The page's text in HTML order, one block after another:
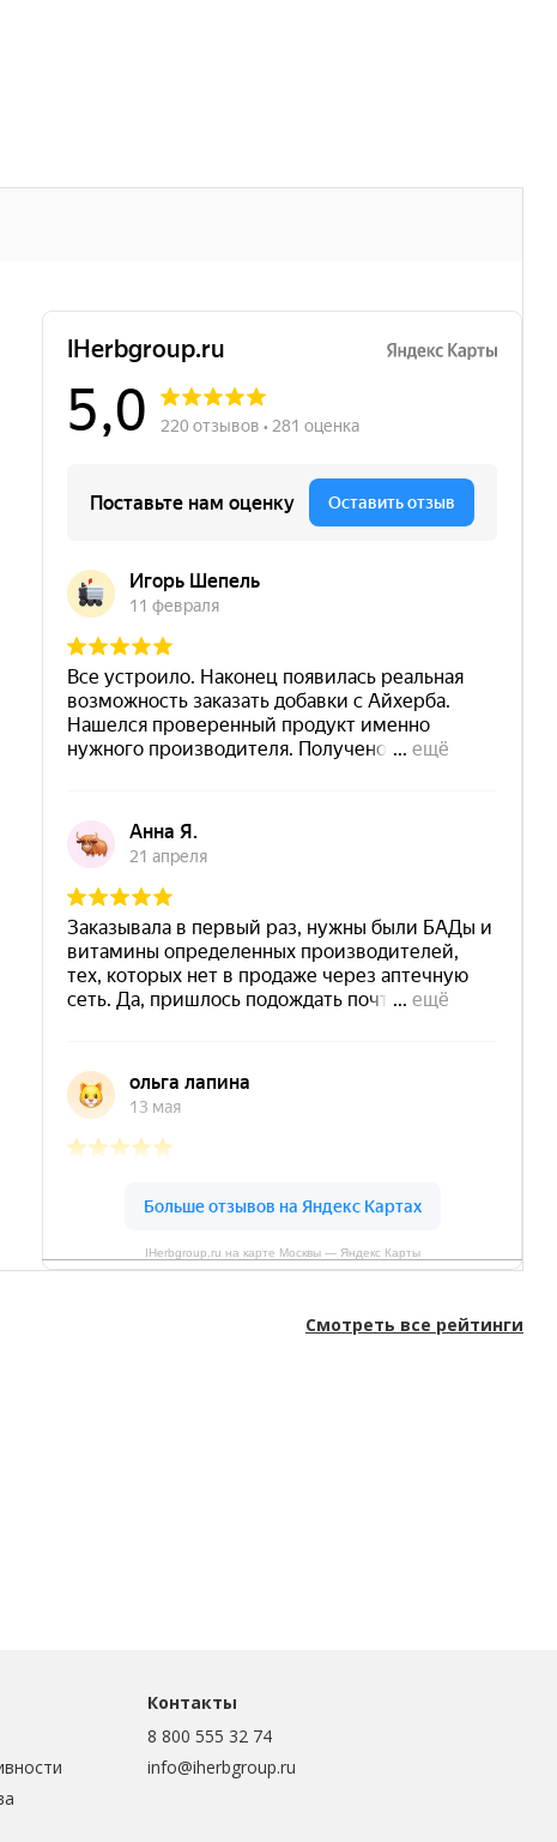
IHerbgroup.ru на карте Москвы — Яндекс Карты
Смотреть все рейтинги
Контакты
8 800 555 32 74
info@iherbgroup.ru